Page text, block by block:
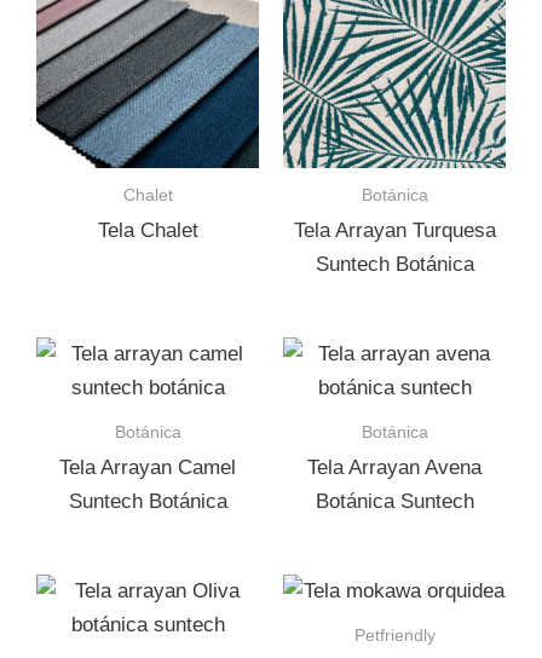
Chalet
Tela Chalet
Botánica
Tela Arrayan Turquesa
Suntech Botánica
Botánica
Tela Arrayan Camel
Suntech Botánica
Botánica
Tela Arrayan Avena
Botánica Suntech
Petfriendly